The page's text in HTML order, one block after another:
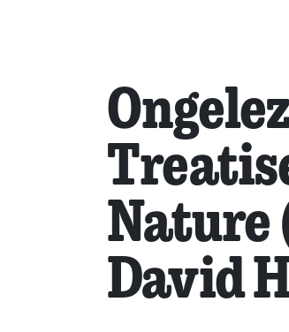
Nature
David